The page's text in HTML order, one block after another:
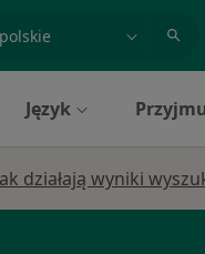
Język
działają wyniki